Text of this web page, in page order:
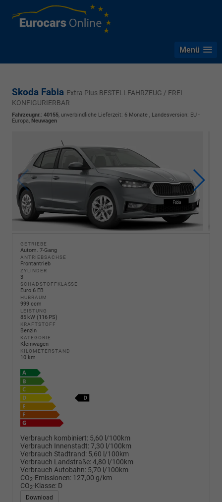
Menü
Skoda Fabia Extra Plus BESTELLFAHRZEUG / FREI
KONFIGURIERBAR
Fahrzeugnr.: 40155, unverbindliche Lieferzeit: 6 Monate , Landesversion: EU -
Europa, Neuwagen
GETRIEBE
Autom. 7-Gang
ANTRIEBSACHSE
Frontantrieb
ZYLINDER
3
SCHADSTOFFKLASSE
Euro 6 EB
HUBRAUM
999 ccm
LEISTUNG
85 kW (116 PS)
KRAFTSTOFF
Benzin
KATEGORIE
Kleinwagen
KILOMETERSTAND
10 km
Verbrauch kombiniert: 5,60 l/100km
Verbrauch Innenstadt:7,30 l/100km
Verbrauch Stadtrand: 5,60 l/100km
Verbrauch Landstraße:4,80 l/100km
Verbrauch Autobahn: 5,70 l/100km
CO2-Emissionen: 127,00 g/km
CO2-Klasse: D
Download